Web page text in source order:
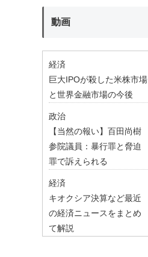
動画
経済
巨大IPOが殺した米株市場
と世界金融市場の今後
政治
【当然の報い】百田尚樹
参院議員：暴行罪と脅迫
罪で訴えられる
経済
キオクシア決算など最近
の経済ニュースをまとめ
て解説